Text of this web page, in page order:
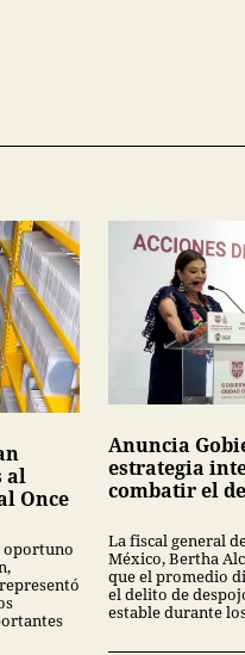
al
Once
oportuno
Anuncia
estrategia
combatir el
La fiscal general
México, Bertha
que el promedio
el delito de
estable durante